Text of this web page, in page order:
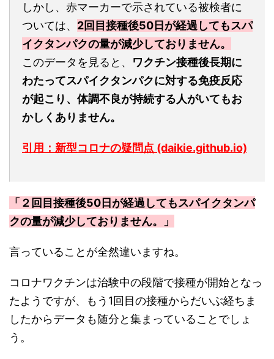
しかし、赤マーカーで示されている被検者に
ついては、 2回目接種後50日が経過してもスパ
イクタンパクの量が減少しておりません。
このデータを見ると、 ワクチン接種後長期に
わたってスパイクタンパクに対する免疫反応
が起こり、体調不良が持続する人がいてもお
かしくありません。
引用：新型コロナの疑問点 (daikie.github.io)
「２回目接種後50日が経過してもスパイクタンパ
クの量が減少しておりません。」
言っていることが全然違いますね。
コロナワクチンは治験中の段階で接種が開始となっ
たようですが、もう1回目の接種からだいぶ経ちま
したからデータも随分と集まっていることでしょ
う。